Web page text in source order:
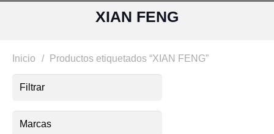
XIAN FENG
Inicio / Productos etiquetados “XIAN FENG”
Filtrar
Marcas